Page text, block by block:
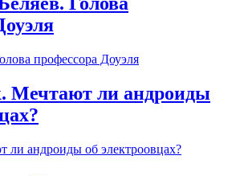
профессора Доуэля
андроиды об электроовцах?